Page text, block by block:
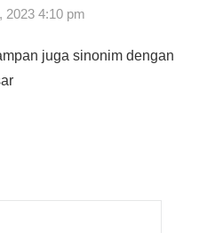
2023 4:10 pm
juga sinonim dengan